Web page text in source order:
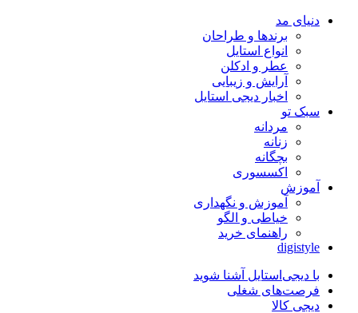
دنیای مد
برندها و طراحان
انواع استایل
عطر و ادکلن
آرایش و زیبایی
اخبار دیجی استایل
سبک تو
مردانه
زنانه
بچگانه
اکسسوری
آموزش
آموزش و نگهداری
خیاطی و الگو
راهنمای خرید
digistyle
با دیجی‌استایل آشنا شوید
فرصت‌های شغلی
دیجی کالا